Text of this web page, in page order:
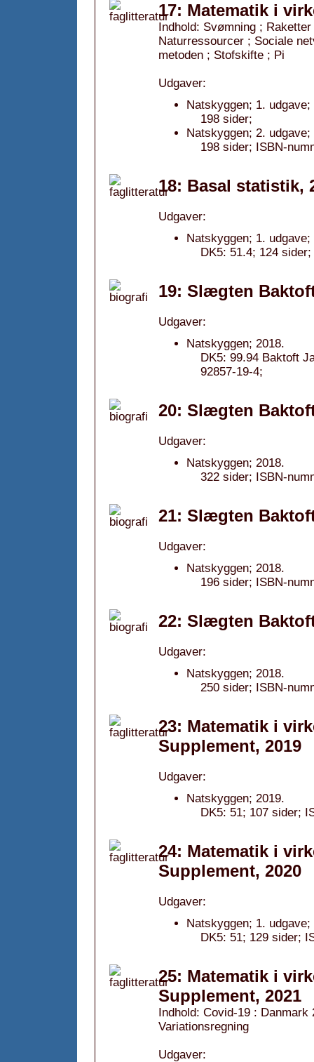
17: Matematik i
Indhold: Svømning ;
Naturressourcer ; Sociale
metoden ; Stofskifte ; Pi
Udgaver:
Natskyggen; 1. udgave;
198 sider;
Natskyggen; 2. udgave;
198 sider; ISBN-
18: Basal statistik,
Udgaver:
Natskyggen; 1. udgave;
DK5: 51.4; 124 sider;
19: Slægten
Udgaver:
Natskyggen; 2018.
DK5: 99.94 Baktoft
92857-19-4;
20: Slægten
Udgaver:
Natskyggen; 2018.
322 sider; ISBN-
21: Slægten
Udgaver:
Natskyggen; 2018.
196 sider; ISBN-
22: Slægten
Udgaver:
Natskyggen; 2018.
250 sider; ISBN-
23: Matematik i
Supplement, 2019
Udgaver:
Natskyggen; 2019.
DK5: 51; 107 sider;
24: Matematik i
Supplement, 2020
Udgaver:
Natskyggen; 1. udgave;
DK5: 51; 129 sider;
25: Matematik i
Supplement, 2021
Indhold: Covid-19 :
Variationsregning
Udgaver: